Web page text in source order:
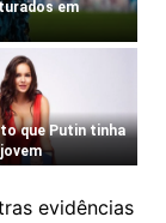
evidências